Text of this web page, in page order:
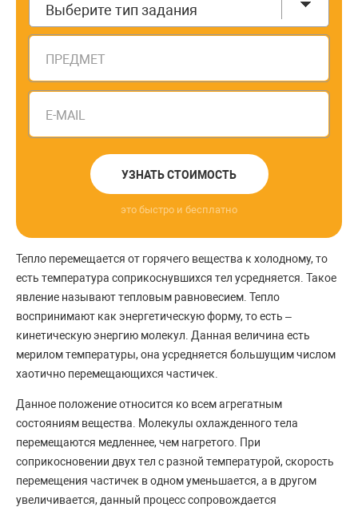
Выберите тип задания
ПРЕДМЕТ
E-MAIL
УЗНАТЬ СТОИМОСТЬ
это быстро и бесплатно
Тепло перемещается от горячего вещества к холодному, то
есть температура соприкоснувшихся тел усредняется. Такое
явление называют тепловым равновесием. Тепло
воспринимают как энергетическую форму, то есть –
кинетическую энергию молекул. Данная величина есть
мерилом температуры, она усредняется большущим числом
хаотично перемещающихся частичек.
Данное положение относится ко всем агрегатным
состояниям вещества. Молекулы охлажденного тела
перемещаются медленнее, чем нагретого. При
соприкосновении двух тел с разной температурой, скорость
перемещения частичек в одном уменьшается, а в другом
увеличивается, данный процесс сопровождается